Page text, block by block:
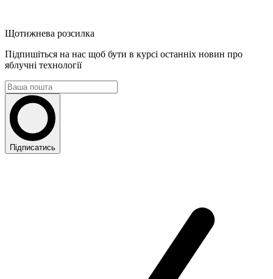
Щотижнева розсилка
Підпишіться на нас щоб бути в курсі останніх новин про
яблучні технології
Підписатись